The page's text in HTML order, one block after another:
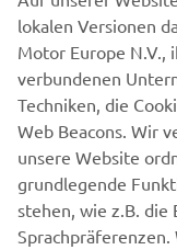
Follow
lokalen Versionen
Motor Europe N.V.,
verbundenen
Techniken, die
Web Beacons. Wir
unsere Website
grundlegende
stehen, wie z.B. die
Sprachpräferenzen.